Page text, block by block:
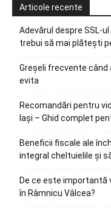
Articole recente
Adevărul despre SSL-
trebui să mai plătești
Greșeli frecvente când
evita
Recomandări pentru
Iași – Ghid complet
Beneficii fiscale ale
integral cheltuielile și
De ce este importantă
în Râmnicu Vâlcea?